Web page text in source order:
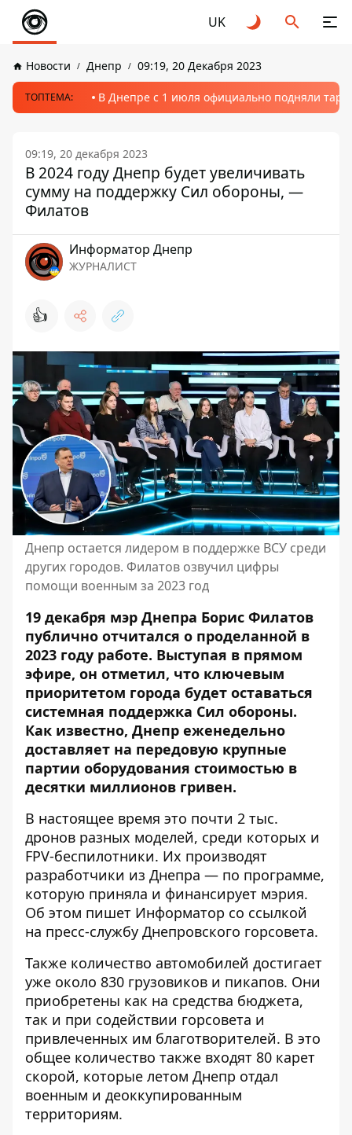
UK
Новости Днепр 09:19, 20 Декабря 2023
ТОПТЕМА: В Днепре с 1 июля официально подняли
09:19, 20 декабря 2023
В 2024 году Днепр будет увеличивать
сумму на поддержку Сил обороны, —
Филатов
Информатор Днепр
ЖУРНАЛИСТ
👍
Днепр остается лидером в поддержке ВСУ среди
других городов. Филатов озвучил цифры
помощи военным за 2023 год
19 декабря мэр Днепра Борис Филатов
публично отчитался о проделанной в
2023 году работе. Выступая в прямом
эфире, он отметил, что ключевым
приоритетом города будет оставаться
системная поддержка Сил обороны.
Как известно, Днепр еженедельно
доставляет на передовую крупные
партии оборудования стоимостью в
десятки миллионов гривен.
В настоящее время это почти 2 тыс.
дронов разных моделей, среди которых и
FPV-беспилотники. Их производят
разработчики из Днепра — по программе,
которую приняла и финансирует мэрия.
Об этом пишет Информатор со ссылкой
на пресс-службу Днепровского горсовета.
Также количество автомобилей достигает
уже около 830 грузовиков и пикапов. Они
приобретены как на средства бюджета,
так и при содействии горсовета и
привлеченных им благотворителей. В это
общее количество также входят 80 карет
скорой, которые летом Днепр отдал
военным и деоккупированным
территориям.